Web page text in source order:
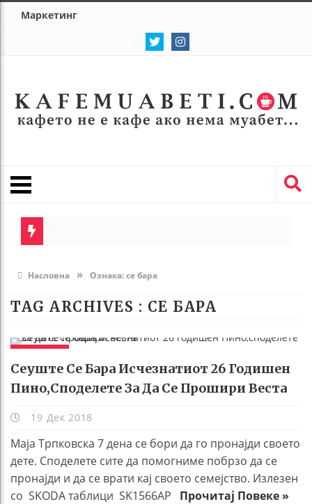
Маркетинг
Насловна » Ознака:се бара
TAG ARCHIVES : СЕ БАРА
Сеуште Се Бара Исчезнатиот 26 Годишен
Пино,споделете За Да Се Прошири Веста
19 Дек 2018
Маја Трпковска 7 дена се бори да го пронајди своето
дете. Споделете сите да помогниме побрзо да се
пронајди и да се врати кај своето семејство. Излезен
со SKODA таблици SK1566AP Прочитај Повеке »